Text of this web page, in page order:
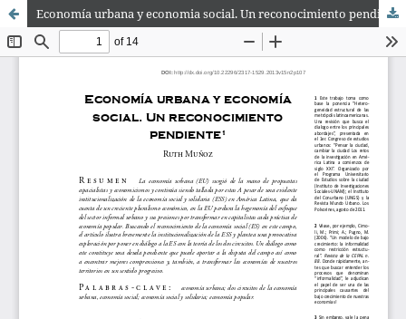
Economía urbana y economia social. Un reconocimiento pendiente